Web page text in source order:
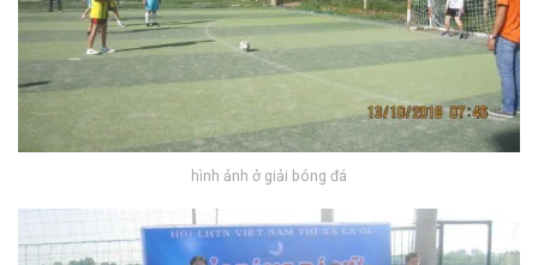
hình ảnh ở giải bóng đá